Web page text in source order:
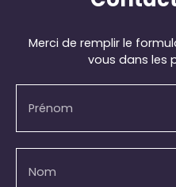
Merci de remplir le
vous dans les
Prénom
Nom